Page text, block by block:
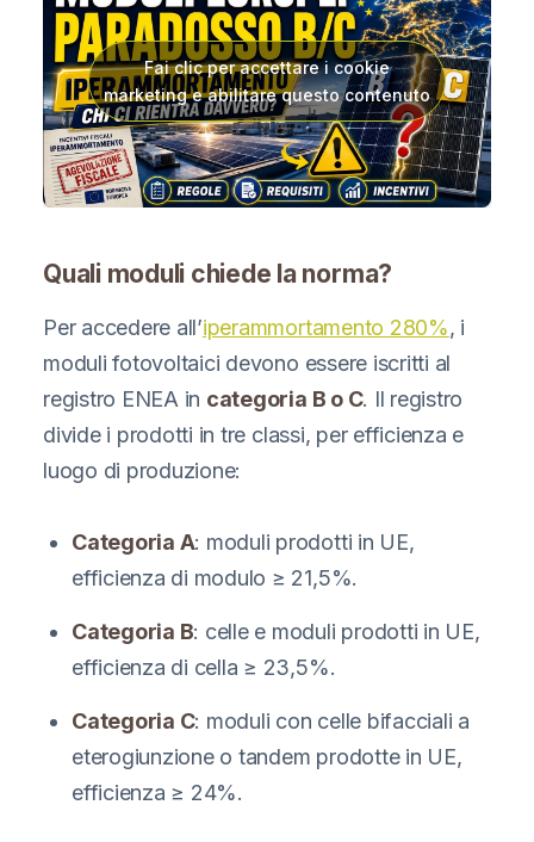
Fai clic per accettare i cookie
marketing e abilitare questo contenuto
Quali moduli chiede la norma?
Per accedere all’iperammortamento 280%, i
moduli fotovoltaici devono essere iscritti al
registro ENEA in categoria B o C. Il registro
divide i prodotti in tre classi, per efficienza e
luogo di produzione:
Categoria A: moduli prodotti in UE,
efficienza di modulo ≥ 21,5%.
Categoria B: celle e moduli prodotti in UE,
efficienza di cella ≥ 23,5%.
Categoria C: moduli con celle bifacciali a
eterogiunzione o tandem prodotte in UE,
efficienza ≥ 24%.